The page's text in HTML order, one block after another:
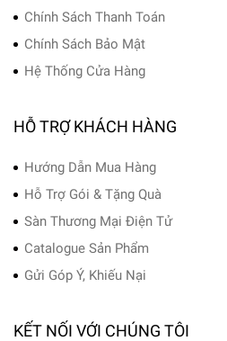
Chính Sách Thanh Toán
Chính Sách Bảo Mật
Hệ Thống Cửa Hàng
HỖ TRỢ KHÁCH HÀNG
Hướng Dẫn Mua Hàng
Hỗ Trợ Gói & Tặng Quà
Sàn Thương Mại Điện Tử
Catalogue Sản Phẩm
Gửi Góp Ý, Khiếu Nại
KẾT NỐI VỚI CHÚNG TÔI